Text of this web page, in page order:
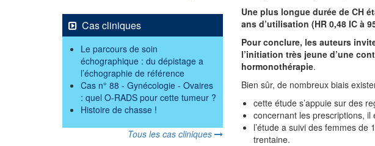
Une plus longue durée de CH
ans d’utilisation (HR 0,48 IC à
Pour conclure, les auteurs
l’initiation très jeune d’une
hormonothérapie.
Bien sûr, de nombreux biais
cette étude s’appuie sur des
concernant les prescriptions, il
l’étude a suivi des femmes
trentaine.
Cas cliniques
Le parcours de soin
échographique : du dépistage a
l’échographie de référence
Cas n° 88 - Gynécologie - Ovaires
: quel O-RADS pour cette tumeur ?
Histoire de chasse !
Tous les cas cliniques